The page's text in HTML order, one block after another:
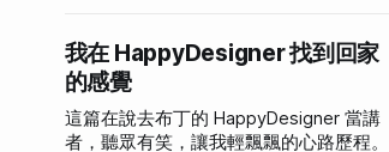
我在 HappyDesigner 找到回家
的感覺
這篇在說去布丁的 HappyDesigner 當講
者，聽眾有笑，讓我輕飄飄的心路歷程。